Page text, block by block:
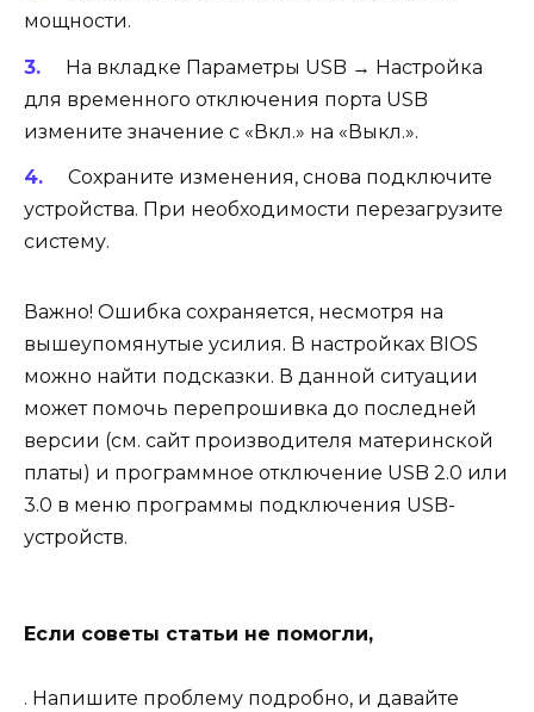
мощности.
На вкладке Параметры USB → Настройка
для временного отключения порта USB
измените значение с «Вкл.» на «Выкл.».
Сохраните изменения, снова подключите
устройства. При необходимости перезагрузите
систему.
Важно! Ошибка сохраняется, несмотря на
вышеупомянутые усилия. В настройках BIOS
можно найти подсказки. В данной ситуации
может помочь перепрошивка до последней
версии (см. сайт производителя материнской
платы) и программное отключение USB 2.0 или
3.0 в меню программы подключения USB-
устройств.
Если советы статьи не помогли,
. Напишите проблему подробно, и давайте